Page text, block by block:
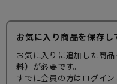
お気に入り商品を保存し
お気に入りに追加した商
料） が必要です。
すでに会員の方はログイン